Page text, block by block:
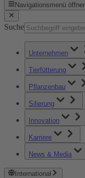
Navigationsmenü
Suche
Unternehmen
Tierfütterung
Pflanzenbau
Silierung
Innovation
Karriere
News & Media
International